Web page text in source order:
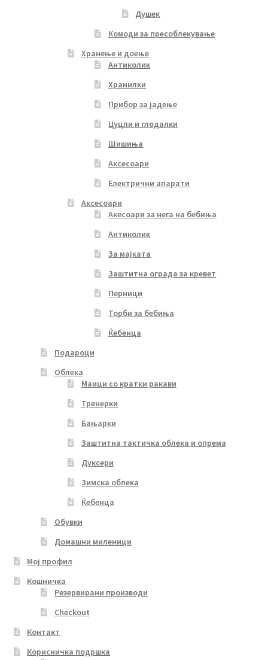
Душек
Комоди за пресоблекување
Хранење и доење
Антиколик
Хранилки
Прибор за јадење
Цуцли и глодалки
Шишиња
Аксесоари
Електрични апарати
Аксесоари
Акесоари за нега на бебиња
Антиколик
За мајката
Заштитна ограда за кревет
Перници
Торби за бебиња
Ќебенца
Подароци
Облека
Маици со кратки ракави
Тренерки
Бањарки
Заштитна тактичка облека и опрема
Дуксери
Зимска облека
Ќебенца
Обувки
Домашни миленици
Мој профил
Кошничка
Резервирани производи
Checkout
Контакт
Корисничка подршка